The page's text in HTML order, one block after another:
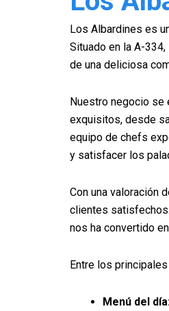
Los Albardines es
Situado en la A-
de una deliciosa
Nuestro negocio se
exquisitos, desde
equipo de chefs
y satisfacer los
Con una valoración
clientes
nos ha convertido
Entre los
Menú del